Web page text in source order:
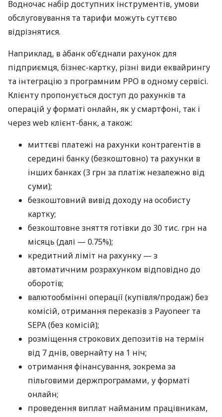
Водночас набір доступних інструментів, умови
обслуговування та тарифи можуть суттєво
відрізнятися.
Наприклад, в àбанк об’єднали рахунок для
підприємця, бізнес-картку, різні види еквайрингу
та інтеграцію з програмним РРО в одному сервісі.
Клієнту пропонується доступ до рахунків та
операцій у форматі онлайн, як у смартфоні, так і
через web клієнт-банк, а також:
миттєві платежі на рахунки контрагентів в
середині банку (безкоштовно) та рахунки в
інших банках (3 грн за платіж незалежно від
суми);
безкоштовний вивід доходу на особисту
картку;
безкоштовне зняття готівки до 30 тис. грн на
місяць (далі — 0.75%);
кредитний ліміт на рахунку — з
автоматичним розрахунком відповідно до
оборотів;
валютообмінні операції (купівля/продаж) без
комісій, отримання переказів з Payoneer та
SEPA (без комісій);
розміщення строкових депозитів на термін
від 7 днів, овернайту на 1 ніч;
отримання фінансування, зокрема за
пільговими держпрограмами, у форматі
онлайн;
проведення виплат найманим працівникам,